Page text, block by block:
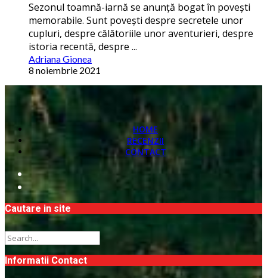
Sezonul toamnă-iarnă se anunţă bogat în povești
memorabile. Sunt povești despre secretele unor
cupluri, despre călătoriile unor aventurieri, despre
istoria recentă, despre ...
Adriana Gionea
8 noiembrie 2021
HOME
RECENZII
CONTACT
Cautare in site
Informatii Contact